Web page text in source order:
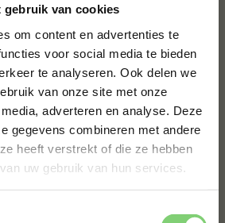
gebruik van cookies
om content en advertenties te
voor social media te bieden
te analyseren. Ook delen we
van onze site met onze
adverteren en analyse. Deze
gegevens combineren met andere
heeft verstrekt of die ze hebben
uw gebruik van hun services.
je
nieuwsbrief en ontvang direct
eerste bestelling.